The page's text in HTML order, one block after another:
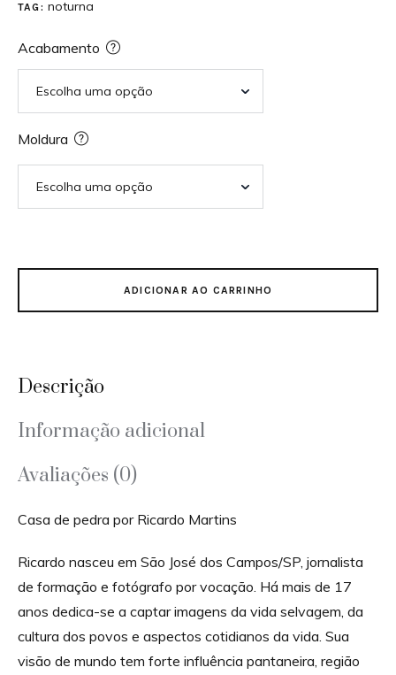
TAG: noturna
Acabamento
Moldura
ADICIONAR AO CARRINHO
Descrição
Informação adicional
Avaliações (0)
Casa de pedra por Ricardo Martins
Ricardo nasceu em São José dos Campos/SP, jornalista
de formação e fotógrafo por vocação. Há mais de 17
anos dedica-se a captar imagens da vida selvagem, da
cultura dos povos e aspectos cotidianos da vida. Sua
visão de mundo tem forte influência pantaneira, região